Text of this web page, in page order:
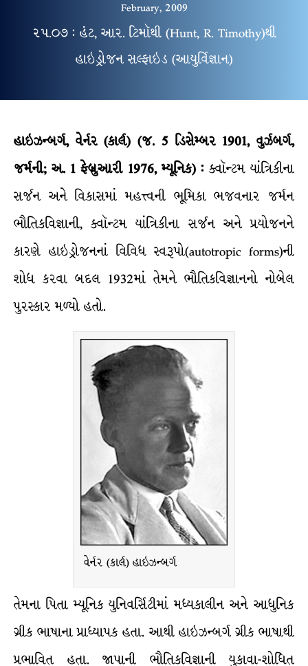
February, 2009
૨૫.૦૭ : હંટ, આર. ટિમૉથી (Hunt, R. Timothy)થી
હાઇડ્રોજન સલ્ફાઇડ (આયુર્વિજ્ઞાન)
હાઇઝન્બર્ગ, વેર્નર (કાર્લ) (જ. 5 ડિસેમ્બર 1901, વુર્ઝબર્ગ,
જર્મની; અ. 1 ફેબ્રુઆરી 1976, મ્યૂનિક) : ક્વૉન્ટમ યાંત્રિકીના
સર્જન અને વિકાસમાં મહત્ત્વની ભૂમિકા ભજવનાર જર્મન
ભૌતિકવિજ્ઞાની, ક્વૉન્ટમ યાંત્રિકીના સર્જન અને પ્રયોજનને
કારણે હાઇડ્રોજનનાં વિવિધ સ્વરૂપો(autotropic forms)ની
શોધ કરવા બદલ 1932માં તેમને ભૌતિકવિજ્ઞાનનો નોબેલ
પુરસ્કાર મળ્યો હતો.
વેર્નર (કાર્લ) હાઇઝન્બર્ગ
તેમના પિતા મ્યૂનિક યુનિવર્સિટીમાં મધ્યકાલીન અને આધુનિક
ગ્રીક ભાષાના પ્રાધ્યાપક હતા. આથી હાઇઝન્બર્ગ ગ્રીક ભાષાથી
પ્રભાવિત હતા. જાપાની ભૌતિકવિજ્ઞાની યુકાવા-શોધિત